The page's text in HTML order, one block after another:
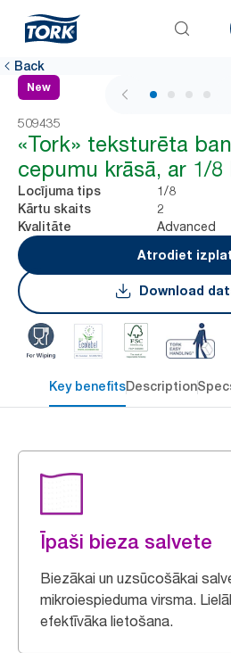
Back
New
1 / 4
509435
«Tork» teksturēta
cepumu krāsā, ar 1/
Locījuma tips 1/8
Kārtu skaits 2
Kvalitāte
Advanced
Atrodiet
Download
Key benefitsDescription
Īpaši bieza salvete
Biezākai un uzsūcošākai
mikroiespieduma virsma.
efektīvāka lietošana.